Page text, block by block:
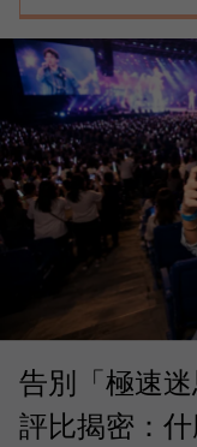
告別「極速
評比揭密：